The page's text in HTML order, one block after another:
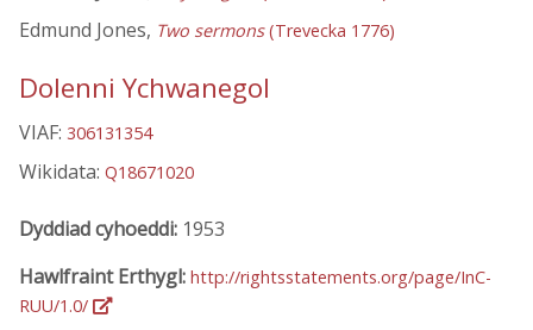
Edmund Jones, Two sermons(Trevecka 1776)
Dolenni Ychwanegol
VIAF: 306131354
Wikidata: Q18671020
Dyddiad cyhoeddi: 1953
Hawlfraint Erthygl: http://rightsstatements.org/page/InC-
RUU/1.0/